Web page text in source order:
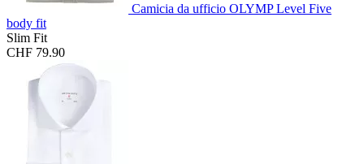
Camicia da ufficio OLYMP Level Five
body fit
Slim Fit
CHF 79.90